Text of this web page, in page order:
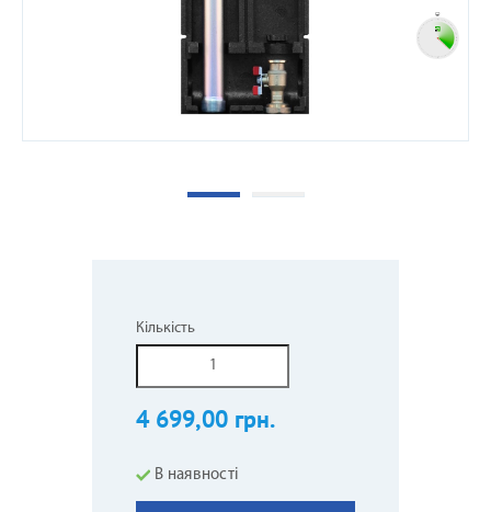
Кількість
4 699,00 грн.
В наявності